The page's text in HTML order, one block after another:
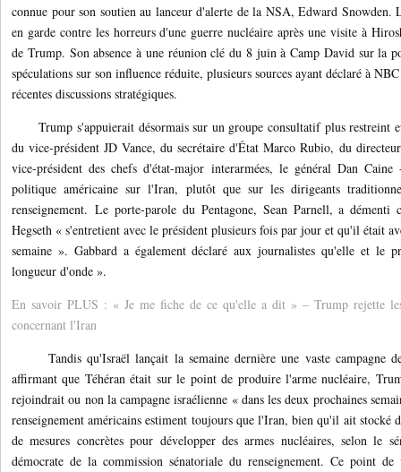
connue pour son soutien au lanceur d'alerte de la NSA, Edward Snowden.
en garde contre les horreurs d'une guerre nucléaire après une visite à
de Trump. Son absence à une réunion clé du 8 juin à Camp David sur la
spéculations sur son influence réduite, plusieurs sources ayant déclaré à
récentes discussions stratégiques.
Trump s'appuierait désormais sur un groupe consultatif plus restreint
du vice-président JD Vance, du secrétaire d'État Marco Rubio, du
vice-président des chefs d'état-major interarmées, le général Dan
politique américaine sur l'Iran, plutôt que sur les dirigeants
renseignement. Le porte-parole du Pentagone, Sean Parnell, a démenti
Hegseth « s'entretient avec le président plusieurs fois par jour et qu'il était
semaine ». Gabbard a également déclaré aux journalistes qu'elle et le
longueur d'onde ».
En savoir PLUS : « Je me fiche de ce qu'elle a dit » – Trump rejette
concernant l'Iran
Tandis qu'Israël lançait la semaine dernière une vaste campagne
affirmant que Téhéran était sur le point de produire l'arme nucléaire,
rejoindrait ou non la campagne israélienne « dans les deux prochaines
renseignement américains estiment toujours que l'Iran, bien qu'il ait stocké
de mesures concrètes pour développer des armes nucléaires, selon le
démocrate de la commission sénatoriale du renseignement. Ce point